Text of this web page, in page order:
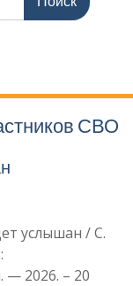
СВО
услышан / С.
— 2026. – 20